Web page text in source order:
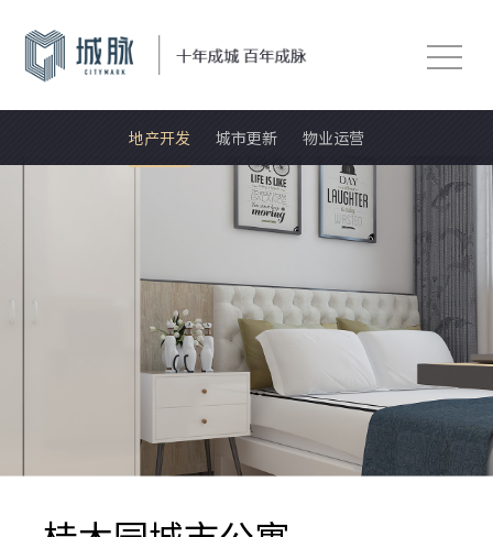
地产开发 城市更新 物业运营